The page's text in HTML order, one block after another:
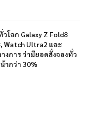
โลก Galaxy Z Fold8
Watch Ultra2 และ
งการ ว่ามียอดสั่งจองทั่ว
ากว่า 30%